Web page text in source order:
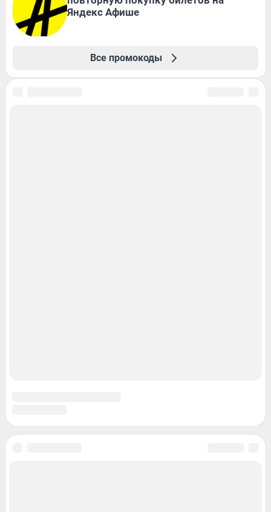
Яндекс Афише
Все промокоды